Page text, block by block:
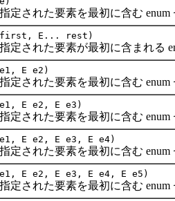
れた要素を最初に含む enum
first, E... rest)
れた要素が最初に含まれる
E e2)
れた要素を最初に含む enum
E e2, E e3)
れた要素を最初に含む enum
E e2, E e3, E e4)
れた要素を最初に含む enum
E e2, E e3, E e4, E e5)
れた要素を最初に含む enum